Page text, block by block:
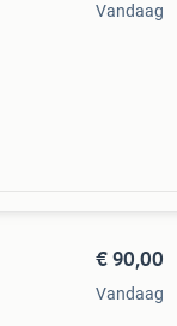
Vandaag
€ 90,00
Vandaag